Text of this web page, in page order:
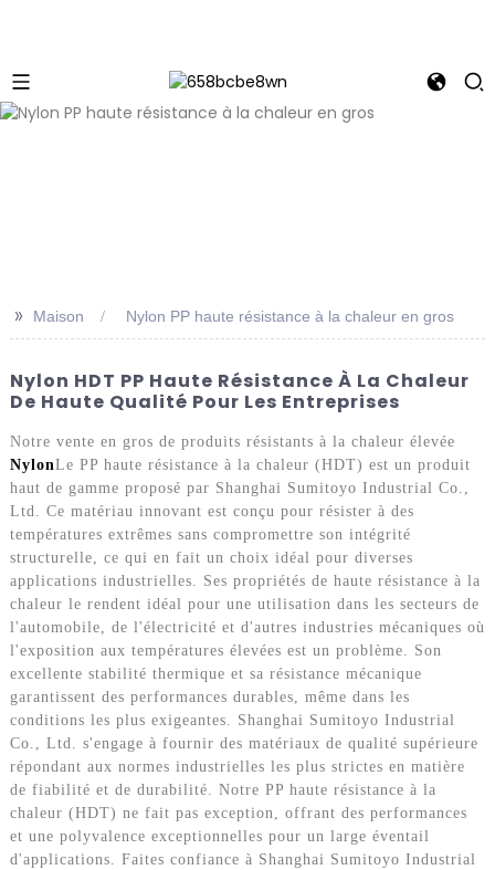
>> Maison Nylon PP haute résistance à la chaleur en gros
Nylon HDT PP Haute Résistance À La Chaleur
De Haute Qualité Pour Les Entreprises
Notre vente en gros de produits résistants à la chaleur élevée
NylonLe PP haute résistance à la chaleur (HDT) est un produit
haut de gamme proposé par Shanghai Sumitoyo Industrial Co.,
Ltd. Ce matériau innovant est conçu pour résister à des
températures extrêmes sans compromettre son intégrité
structurelle, ce qui en fait un choix idéal pour diverses
applications industrielles. Ses propriétés de haute résistance à la
chaleur le rendent idéal pour une utilisation dans les secteurs de
l'automobile, de l'électricité et d'autres industries mécaniques où
l'exposition aux températures élevées est un problème. Son
excellente stabilité thermique et sa résistance mécanique
garantissent des performances durables, même dans les
conditions les plus exigeantes. Shanghai Sumitoyo Industrial
Co., Ltd. s'engage à fournir des matériaux de qualité supérieure
répondant aux normes industrielles les plus strictes en matière
de fiabilité et de durabilité. Notre PP haute résistance à la
chaleur (HDT) ne fait pas exception, offrant des performances
et une polyvalence exceptionnelles pour un large éventail
d'applications. Faites confiance à Shanghai Sumitoyo Industrial